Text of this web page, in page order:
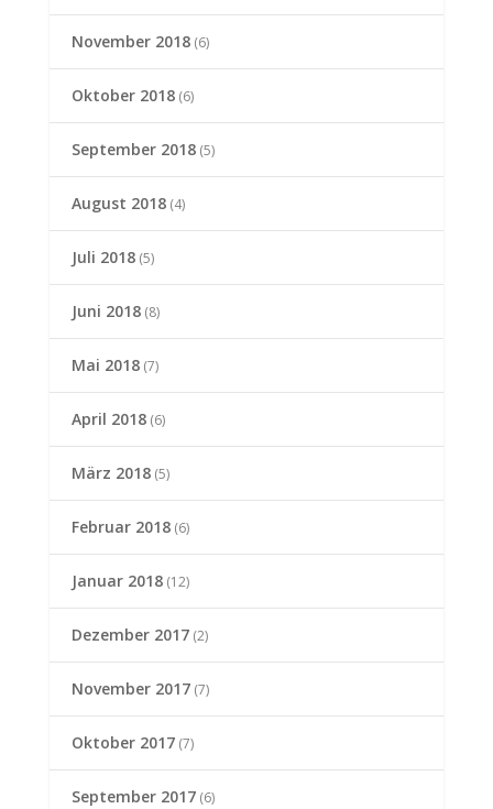
November 2018(6)
Oktober 2018(6)
September 2018(5)
August 2018(4)
Juli 2018(5)
Juni 2018(8)
Mai 2018(7)
April 2018(6)
März 2018(5)
Februar 2018(6)
Januar 2018(12)
Dezember 2017(2)
November 2017(7)
Oktober 2017(7)
September 2017(6)